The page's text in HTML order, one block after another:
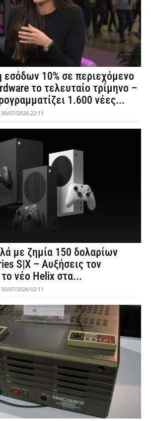
10% σε περιεχόμενο
το τελευταίο τρίμηνο –
1.600 νέες...
30/07/2026 22:11
με ζημία 150 δολαρίων
S|X – Αυξήσεις τον
νέο Helix στα...
30/07/2026 02:11